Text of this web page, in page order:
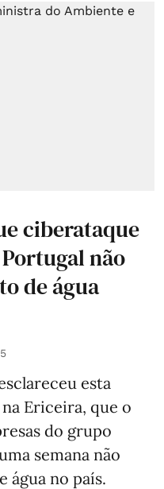
ciberataque
não
de água
esta
Ericeira, que o
do grupo
semana não
água no país.